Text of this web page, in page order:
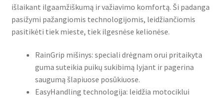
išlaikant ilgaamžiškumą ir važiavimo komfortą. Ši padanga
pasižymi pažangiomis technologijomis, leidžiančiomis
pasitikėti tiek mieste, tiek ilgesnėse kelionėse.
RainGrip mišinys: speciali drėgnam orui pritaikyta
guma suteikia puikų sukibimą lyjant ir pagerina
saugumą šlapiuose posūkiuose.
EasyHandling technologija: leidžia motociklui